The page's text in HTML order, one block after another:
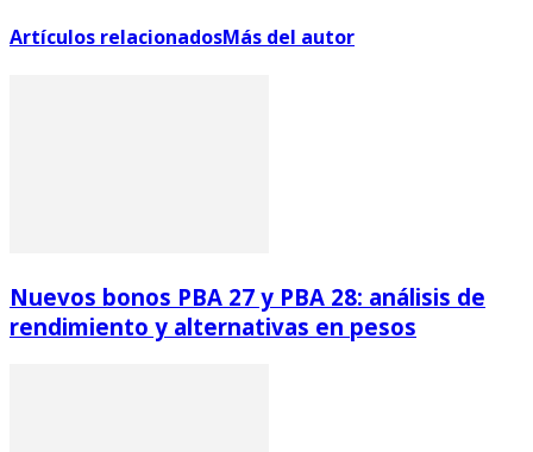
Artículos relacionadosMás del autor
Nuevos bonos PBA 27 y PBA 28: análisis de
rendimiento y alternativas en pesos